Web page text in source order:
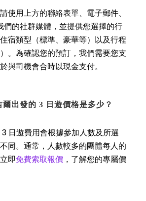
使用上方的聯絡表單、電子郵件、
的社群媒體，並提供您選擇的行
宿類型（標準、豪華等）以及行程
。為確認您的預訂，我們需要您支
與司機會合時以現金支付。
爾出發的 3 日遊價格是多少？
日遊費用會根據參加人數及所選
同。通常，人數較多的團體每人的
即免費索取報價 ，了解您的專屬價